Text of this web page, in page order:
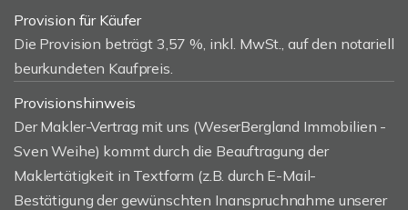
Provision für Käufer
Die Provision beträgt 3,57 %, inkl. MwSt., auf den notariell
beurkundeten Kaufpreis.
Provisionshinweis
Der Makler-Vertrag mit uns (WeserBergland Immobilien -
Sven Weihe) kommt durch die Beauftragung der
Maklertätigkeit in Textform (z.B. durch E-Mail-
Bestätigung der gewünschten Inanspruchnahme unserer